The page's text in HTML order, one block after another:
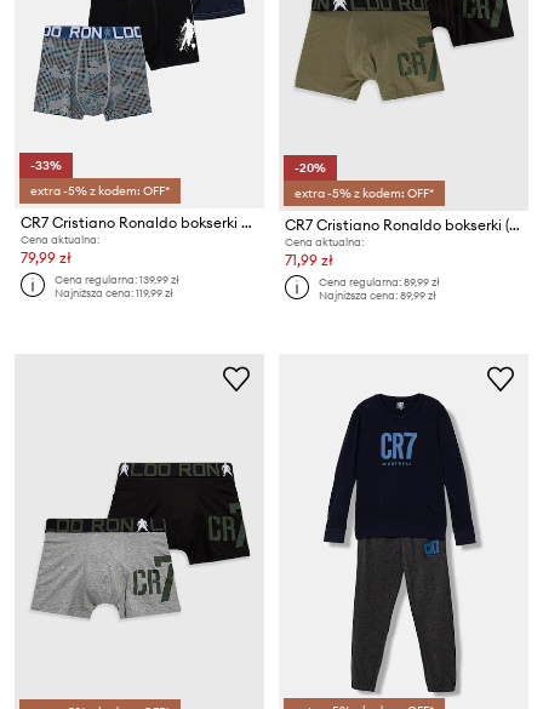
-33%
extra -5% z kodem: OFF*
CR7 Cristiano Ronaldo bokserki dziecięce 3-pack
Cena aktualna:
79,99 zł
Cena regularna:139,99 zł
Najniższa cena:119,99 zł
-20%
extra -5% z kodem: OFF*
CR7 Cristiano Ronaldo bokserki (2-pack)
Cena aktualna:
71,99 zł
Cena regularna:89,99 zł
Najniższa cena:89,99 zł